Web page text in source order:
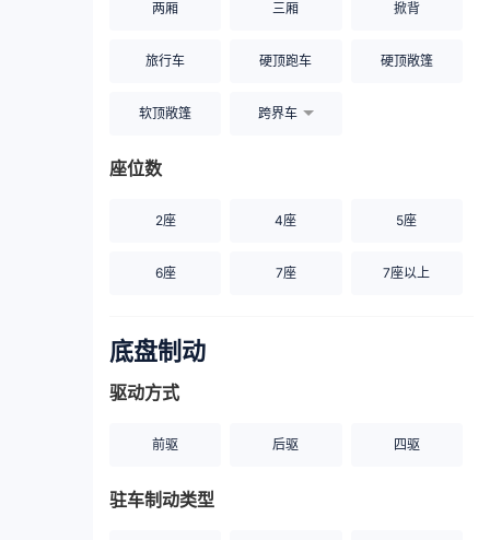
两厢 三厢 掀背
旅行车 硬顶跑车 硬顶敞篷
软顶敞篷 跨界车
座位数
2座 4座 5座
6座 7座 7座以上
底盘制动
驱动方式
前驱 后驱 四驱
驻车制动类型